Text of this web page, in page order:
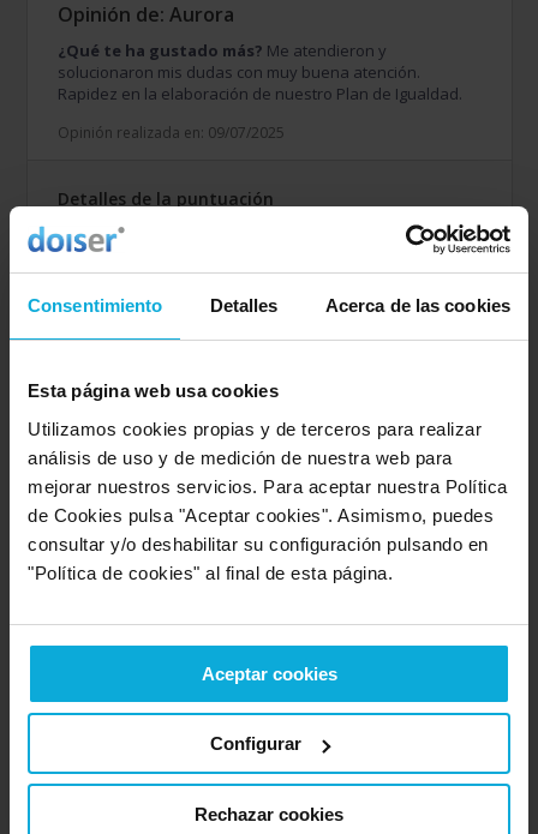
Consentimiento Detalles Acerca de las cookies
Esta página web usa cookies
Utilizamos cookies propias y de terceros para realizar
análisis de uso y de medición de nuestra web para
mejorar nuestros servicios. Para aceptar nuestra Política
de Cookies pulsa "Aceptar cookies". Asimismo, puedes
consultar y/o deshabilitar su configuración pulsando en
"Política de cookies" al final de esta página.
Aceptar cookies
Configurar
Rechazar cookies
Opinión de: Aurora
¿Qué te ha gustado más? Me atendieron y
solucionaron mis dudas con muy buena atención.
Rapidez en la elaboración de nuestro Plan de Igualdad.
Opinión realizada en: 09/07/2025
Detalles de la puntuación
Rapidez 10
Amabilidad
Calidad / precio 10
Empresa valorada:
Acció Positiva
Empresa que ofrece servicio en:
Murcia
10.0
Opinión de: MAR GARCIA
Detalles de la puntuación
Amabilidad 10